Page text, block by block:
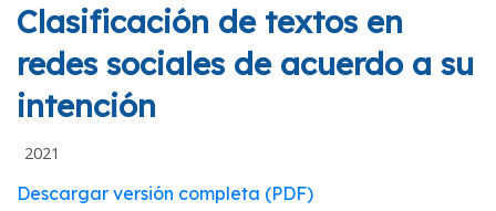
Clasificación de textos en
redes sociales de acuerdo a su
intención
2021
Descargar versión completa (PDF)